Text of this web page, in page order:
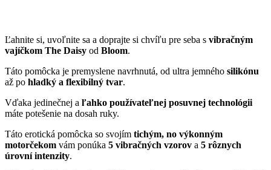
Ľahnite si, uvoľnite sa a doprajte si chvíľu pre seba s vibračným
vajíčkom The Daisy od Bloom.
Táto pomôcka je premyslene navrhnutá, od ultra jemného silikónu
až po hladký a flexibilný tvar.
Vďaka jedinečnej a ľahko používateľnej posuvnej technológii
máte potešenie na dosah ruky.
Táto erotická pomôcka so svojím tichým, no výkonným
motorčekom vám ponúka 5 vibračných vzorov a 5 rôznych
úrovní intenzity.